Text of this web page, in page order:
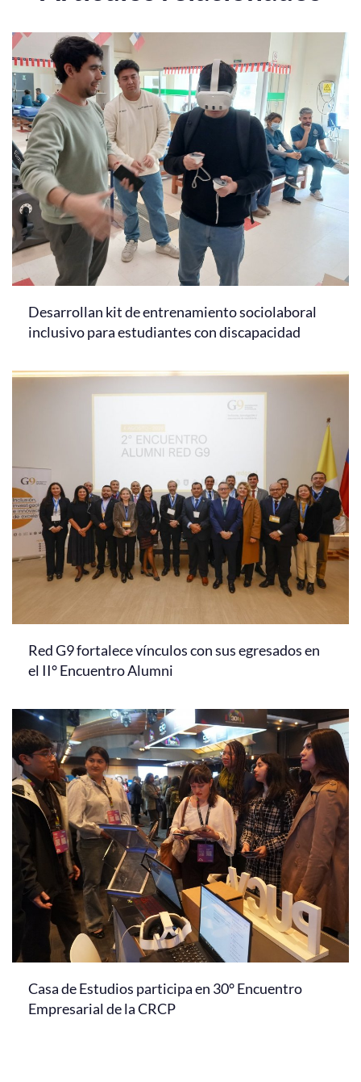
Desarrollan kit de entrenamiento sociolaboral
inclusivo para estudiantes con discapacidad
Red G9 fortalece vínculos con sus egresados en
el II° Encuentro Alumni
Casa de Estudios participa en 30° Encuentro
Empresarial de la CRCP